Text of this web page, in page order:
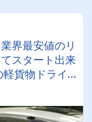
界最安値のリ
スタート出来
貨物ドライ
かり稼いで生
アアップも